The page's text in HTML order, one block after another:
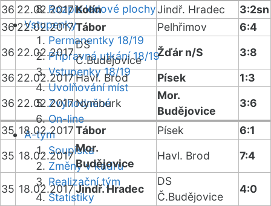
Rozpis ledové plochy
Vstupenky
Permanentky 18/19
Přípravná utkání 18/19
Vstupenky 18/19
Uvolňování míst
Zvýhodněné
On-line
A-tým
Soupiska
Změny v kádru
Realizační tým
Statistiky
36 22.02.2017Kolín Jindř. Hradec
3:2sn
36 22.02.2017Tábor Pelhřimov
6:4
36 22.02.2017
DS
Č.Budějovice
Žďár n/S
3:8
36 22.02.2017Havl. Brod Písek
1:3
36 22.02.2017Nymburk
Mor.
Budějovice
3:6
35 18.02.2017Tábor Písek
6:1
35 18.02.2017
Mor.
Budějovice
Havl. Brod 7:4
35 18.02.2017Jindř. Hradec
DS
Č.Budějovice
4:0